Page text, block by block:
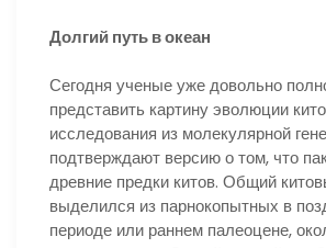
Долгий путь в океан
Сегодня ученые уже довольно
представить картину эволюции
исследования из молекулярной
подтверждают версию о том, что
древние предки китов. Общий
выделился из парнокопытных в
периоде или раннем палеоцене,